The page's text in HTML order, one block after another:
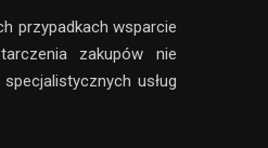
przypadkach wsparcie
zakupów nie
usług